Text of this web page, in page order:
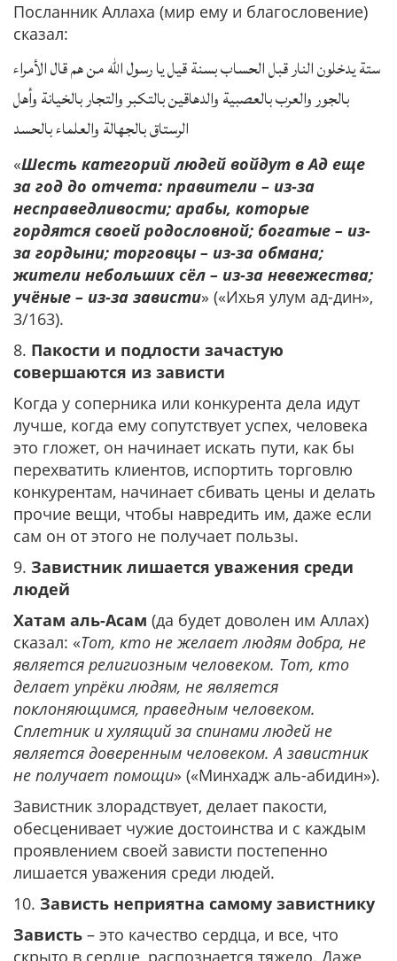
Посланник Аллаха (мир ему и благословение)
сказал:
ستة يدخلون النار قبل الحساب بسنة قيل يا رسول الله من هم قال الأمراء
بالجور والعرب بالعصبية والدهاقين بالتكبر والتجار بالخيانة وأهل
الرستاق بالجهالة والعلماء بالحسد
«Шесть категорий людей войдут в Ад еще
за год до отчета: правители – из-за
несправедливости; арабы, которые
гордятся своей родословной; богатые – из-
за гордыни; торговцы – из-за обмана;
жители небольших сёл – из-за невежества;
учёные – из-за зависти» («Ихья улум ад-дин»,
3/163).
8. Пакости и подлости зачастую
совершаются из зависти
Когда у соперника или конкурента дела идут
лучше, когда ему сопутствует успех, человека
это гложет, он начинает искать пути, как бы
перехватить клиентов, испортить торговлю
конкурентам, начинает сбивать цены и делать
прочие вещи, чтобы навредить им, даже если
сам он от этого не получает пользы.
9. Завистник лишается уважения среди
людей
Хатам аль-Асам (да будет доволен им Аллах)
сказал: «Тот, кто не желает людям добра, не
является религиозным человеком. Тот, кто
делает упрёки людям, не является
поклоняющимся, праведным человеком.
Сплетник и хулящий за спинами людей не
является доверенным человеком. А завистник
не получает помощи» («Минхадж аль-абидин»).
Завистник злорадствует, делает пакости,
обесценивает чужие достоинства и с каждым
проявлением своей зависти постепенно
лишается уважения среди людей.
10. Зависть неприятна самому завистнику
Зависть – это качество сердца, и все, что
скрыто в сердце, распознается тяжело. Даже